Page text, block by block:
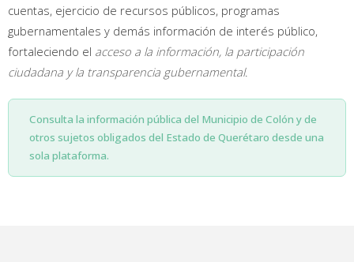
cuentas, ejercicio de recursos públicos, programas
gubernamentales y demás información de interés público,
fortaleciendo el acceso a la información, la participación
ciudadana y la transparencia gubernamental.
Consulta la información pública del Municipio de Colón y de
otros sujetos obligados del Estado de Querétaro desde una
sola plataforma.